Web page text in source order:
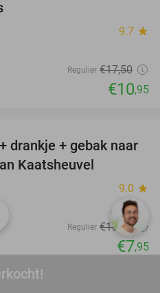
9.7 star
Regulier €17,50
€10,95
41%
drankje + gebak naar
Kaatsheuvel
9.0 star
Regulier €13 ,45
€7,95